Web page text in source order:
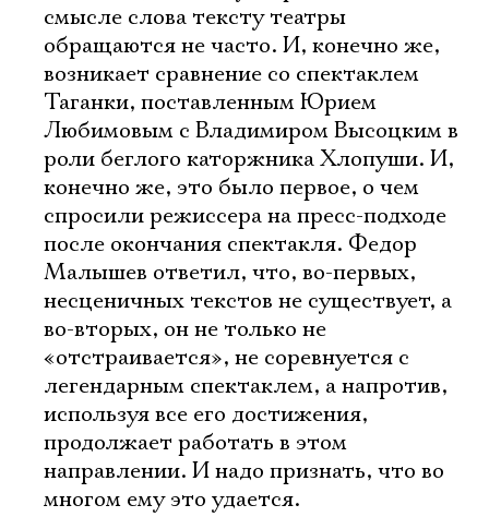
смысле слова тексту театры
обращаются не часто. И, конечно же,
возникает сравнение со спектаклем
Таганки, поставленным Юрием
Любимовым с Владимиром Высоцким в
роли беглого каторжника Хлопуши. И,
конечно же, это было первое, о чем
спросили режиссера на пресс-подходе
после окончания спектакля. Федор
Малышев ответил, что, во-первых,
несценичных текстов не существует, а
во-вторых, он не только не
«отстраивается», не соревнуется с
легендарным спектаклем, а напротив,
используя все его достижения,
продолжает работать в этом
направлении. И надо признать, что во
многом ему это удается.